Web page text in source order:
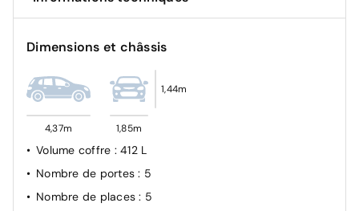
Airbag passager avant déconnectable manuellement
Contrôle électronique de trajectoire ESP
Dimensions et châssis
4,37m 1,85m
1,44m
Volume coffre : 412 L
Nombre de portes: 5
Nombre de places: 5